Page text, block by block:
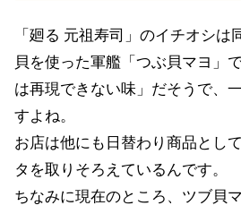
「廻る 元祖寿司」のイチオシは
貝を使った軍艦「つぶ貝マヨ」
は再現できない味」だそうで、
すよね。
お店は他にも日替わり商品とし
タを取りそろえているんです。
ちなみに現在のところ、ツブ貝